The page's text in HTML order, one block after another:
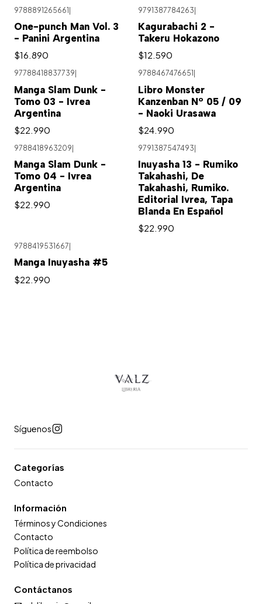
9788891265661
One-punch Man Vol. 3
- Panini Argentina
$16.890
9791387784263
Kagurabachi 2 -
Takeru Hokazono
$12.590
97788418837739
Manga Slam Dunk -
Tomo 03 - Ivrea
Argentina
$22.990
9788467476651
Libro Monster
Kanzenban Nº 05 / 09
- Naoki Urasawa
$24.990
9788418963209
Manga Slam Dunk -
Tomo 04 - Ivrea
Argentina
$22.990
9791387547493
Inuyasha 13 - Rumiko
Takahashi, De
Takahashi, Rumiko.
Editorial Ivrea, Tapa
Blanda En Español
$22.990
9788419531667
Manga Inuyasha #5
$22.990
Síguenos
Categorías
Contacto
Información
Términos y Condiciones
Contacto
Política de reembolso
Política de privacidad
Contáctanos